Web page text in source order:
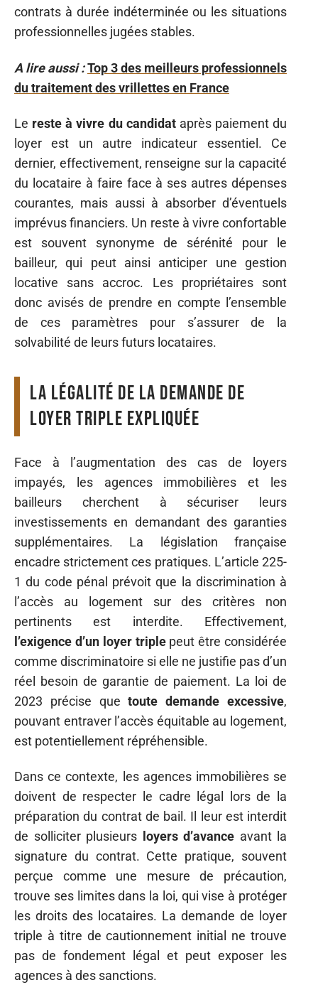
contrats à durée indéterminée ou les situations
professionnelles jugées stables.
A lire aussi :Top 3 des meilleurs professionnels
du traitement des vrillettes en France
Le reste à vivre du candidataprès paiement du
loyer est un autre indicateur essentiel. Ce
dernier, effectivement, renseigne sur la capacité
du locataire à faire face à ses autres dépenses
courantes, mais aussi à absorber d’éventuels
imprévus financiers. Un reste à vivre confortable
est souvent synonyme de sérénité pour le
bailleur, qui peut ainsi anticiper une gestion
locative sans accroc. Les propriétaires sont
donc avisés de prendre en compte l’ensemble
de ces paramètres pour s’assurer de la
solvabilité de leurs futurs locataires.
La légalité de la demande de
loyer triple expliquée
Face à l’augmentation des cas de loyers
impayés, les agences immobilières et les
bailleurs cherchent à sécuriser leurs
investissements en demandant des garanties
supplémentaires. La législation française
encadre strictement ces pratiques. L’article 225-
1 du code pénal prévoit que la discrimination à
l’accès au logement sur des critères non
pertinents est interdite. Effectivement,
l’exigence d’un loyer triplepeut être considérée
comme discriminatoire si elle ne justifie pas d’un
réel besoin de garantie de paiement. La loi de
2023 précise quetoute demande excessive,
pouvant entraver l’accès équitable au logement,
est potentiellement répréhensible.
Dans ce contexte, les agences immobilières se
doivent de respecter le cadre légal lors de la
préparation du contrat de bail. Il leur est interdit
de solliciter plusieurs
loyers d’avance avant la
signature du contrat. Cette pratique, souvent
perçue comme une mesure de précaution,
trouve ses limites dans la loi, qui vise à protéger
les droits des locataires. La demande de loyer
triple à titre de cautionnement initial ne trouve
pas de fondement légal et peut exposer les
agences à des sanctions.